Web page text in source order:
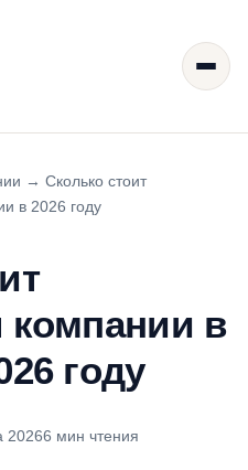
→ Сколько стоит
в 2026 году
компании в
году
20266 мин чтения